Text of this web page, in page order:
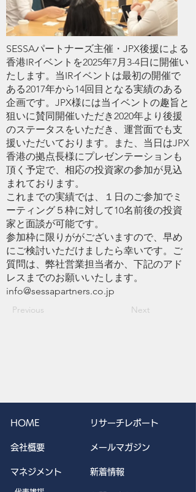
SESSAパートナーズ主催・JPX後援による
香港IRイベントを2025年7月3-4日に開催い
たします。当IRイベントは最初の開催で
ある2017年から14回目となる実績のある
企画です。JPX様には当イベントの趣旨と
狙いに賛同開催いただき2020年より後援
のステータスをいただき、運営面でも支
援いただいております。また、当日はJPX
香港の拠点長様にプレゼンテーションも
頂く予定で、相応の投資家の参加が見込
まれております。
これまでの実績では、１日のご参加でミ
ーティング５枠に対して10名前後の投資
家と面談が可能です。
参加枠に限りががございますので、早め
にご検討いただけましたら幸いです。ご
質問は、弊社営業担当者か、下記のアド
レスまでのお願いいたします。
info@sessapartners.co.jp
Previous Next
HOME
会社概要
マネジメント
リサーチレポート
メールマガジン
新着情報